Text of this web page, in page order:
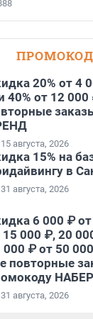
20% от 4
40% от 12
августа, 2026
15% на
в
августа, 2026
6 000 ₽
15 000 ₽, 20
000 ₽ от 50
повторные
августа, 2026